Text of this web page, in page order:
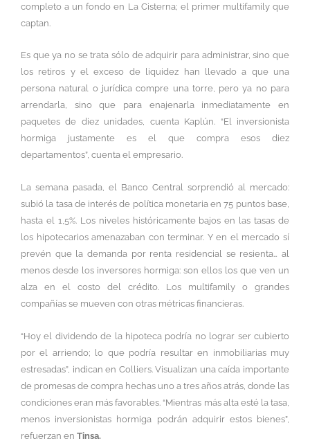
completo a un fondo en La Cisterna; el primer multifamily que
captan.
Es que ya no se trata sólo de adquirir para administrar, sino que
los retiros y el exceso de liquidez han llevado a que una
persona natural o jurídica compre una torre, pero ya no para
arrendarla, sino que para enajenarla inmediatamente en
paquetes de diez unidades, cuenta Kaplún. “El inversionista
hormiga justamente es el que compra esos diez
departamentos”, cuenta el empresario.
La semana pasada, el Banco Central sorprendió al mercado:
subió la tasa de interés de política monetaria en 75 puntos base,
hasta el 1,5%. Los niveles históricamente bajos en las tasas de
los hipotecarios amenazaban con terminar. Y en el mercado sí
prevén que la demanda por renta residencial se resienta… al
menos desde los inversores hormiga: son ellos los que ven un
alza en el costo del crédito. Los multifamily o grandes
compañías se mueven con otras métricas financieras.
“Hoy el dividendo de la hipoteca podría no lograr ser cubierto
por el arriendo; lo que podría resultar en inmobiliarias muy
estresadas”, indican en Colliers. Visualizan una caída importante
de promesas de compra hechas uno a tres años atrás, donde las
condiciones eran más favorables. “Mientras más alta esté la tasa,
menos inversionistas hormiga podrán adquirir estos bienes”,
refuerzan en Tinsa.